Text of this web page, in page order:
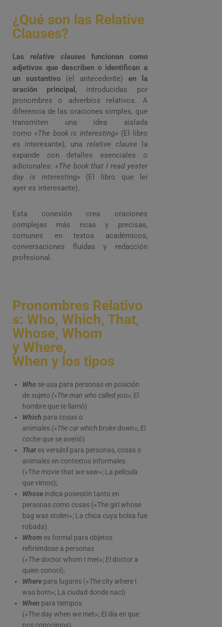
¿Qué son las Relative
Clauses?
Las relative clausesfuncionan como
adjetivos que describen o identifican a
un sustantivo(el antecedente) en la
oración principal , introducidas por
pronombres o adverbios relativos. A
diferencia de las oraciones simples, que
transmiten una idea aislada
como «The book is interesting» (El libro
es interesante), una relative clause la
expande con detalles esenciales o
adicionales: «The book that I read yester
day is interesting» (El libro que leí
ayer es interesante).
Esta conexión crea oraciones
complejas más ricas y precisas,
comunes en textos académicos,
conversaciones fluidas y redacción
profesional.
Pronombres Relativo
s: Who, Which, That,
Whose, Whom
y Where,
When y los tipos
Who se usa para personas en posición
de sujeto («The man who called you»; El
hombre que te llamó)
Which para cosas o
animales («The car which broke down»; El
coche que se averió)
That es versátil para personas, cosas o
animales en contextos informales
(«The movie that we saw»; La película
que vimos);
Whose indica posesión tanto en
personas como cosas («The girl whose
bag was stolen»; La chica cuya bolsa fue
robada).
Whom es formal para objetos
refiriéndose a personas
(«The doctor whom I met»; El doctor a
quien conocí);
Where para lugares («The city where I
was born»; La ciudad donde nací)
When para tiempos
(«The day when we met»; El día en que
nos conocimos).